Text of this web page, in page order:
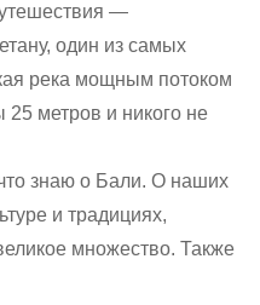
—
один из самых
река мощным потоком
метров и никого не
знаю о Бали. О наших
и традициях,
множество. Также